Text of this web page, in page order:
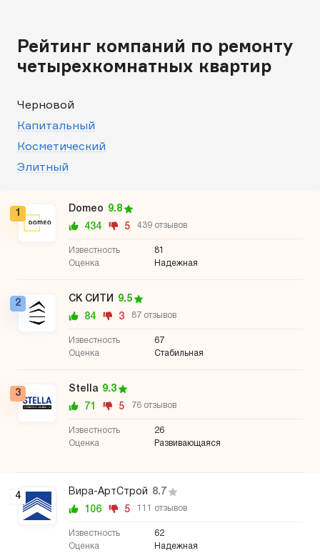
Рейтинг компаний по ремонту
четырехкомнатных квартир
Черновой
Капитальный
Косметический
Элитный
1 Domeo 9.8
81
Надежная
434 5 439 отзывов
2 СК СИТИ 9.5
67
Стабильная
84 3 87 отзывов
3 Stella 9.3
26
Развивающаяся
71 5 76 отзывов
4 Вира-АртСтрой 8.7
62
Надежная
106 5 111 отзывов